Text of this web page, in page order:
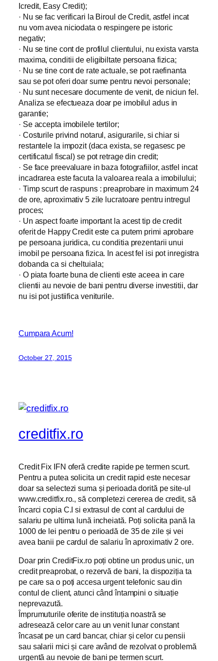
Icredit, Easy Credit);
· Nu se fac verificari la Biroul de Credit, astfel incat
nu vom avea niciodata o respingere pe istoric
negativ;
· Nu se tine cont de profilul clientului, nu exista varsta
maxima, conditii de eligibiltate persoana fizica;
· Nu se tine cont de rate actuale, se pot raefinanta
sau se pot oferi doar sume pentru nevoi personale;
· Nu sunt necesare documente de venit, de niciun fel.
Analiza se efectueaza doar pe imobilul adus in
garantie;
· Se accepta imobilele tertilor;
· Costurile privind notarul, asigurarile, si chiar si
restantele la impozit (daca exista, se regasesc pe
certificatul fiscal) se pot retrage din credit;
· Se face preevaluare in baza fotografiilor, astfel incat
incadrarea este facuta la valoarea reala a imobilului;
· Timp scurt de raspuns : preaprobare in maximum 24
de ore, aproximativ 5 zile lucratoare pentru intregul
proces;
· Un aspect foarte important la acest tip de credit
oferit de Happy Credit este ca putem primi aprobare
pe persoana juridica, cu conditia prezentarii unui
imobil pe persoana fizica. In acest fel isi pot inregistra
dobanda ca si cheltuiala;
· O piata foarte buna de clienti este aceea in care
clientii au nevoie de bani pentru diverse investitii, dar
nu isi pot justiifica veniturile.
Cumpara Acum!
October 27, 2015
creditfix.ro
Credit Fix IFN oferă credite rapide pe termen scurt.
Pentru a putea solicita un credit rapid este necesar
doar sa selectezi suma și perioada dorită pe site-ul
www.creditfix.ro., să completezi cererea de credit, să
încarci copia C.I si extrasul de cont al cardului de
salariu pe ultima lună incheiată. Poți solicita pană la
1000 de lei pentru o perioadă de 35 de zile și vei
avea banii pe cardul de salariu în aproximativ 2 ore.
Doar prin CreditFix.ro poți obtine un produs unic, un
credit preaprobat, o rezervă de bani, la dispoziția ta
pe care sa o poți accesa urgent telefonic sau din
contul de client, atunci când întampini o situație
neprevazută.
Împrumuturile oferite de instituția noastră se
adresează celor care au un venit lunar constant
încasat pe un card bancar, chiar și celor cu pensii
sau salarii mici și care având de rezolvat o problemă
urgentă au nevoie de bani pe termen scurt.